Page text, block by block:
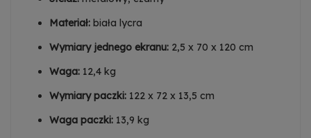
Materiał: biała lycra
Wymiary jednego ekranu: 2,5 x 70 x 120 cm
Waga: 12,4 kg
Wymiary paczki: 122 x 72 x 13,5 cm
Waga paczki: 13,9 kg